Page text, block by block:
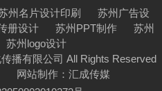
州名片设计印刷
苏州广告设
册设计 苏州PPT制作
苏州
苏州logo设计
播有限公司 All Rights Reserved
网站制作： 汇成传媒